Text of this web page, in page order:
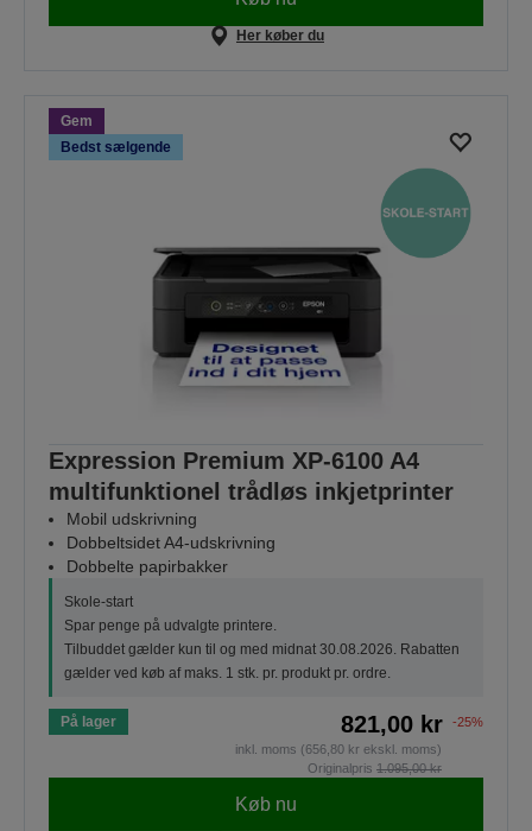
Her køber du
Gem
Bedst sælgende
Expression Premium XP-6100 A4
multifunktionel trådløs inkjetprinter
Mobil udskrivning
Dobbeltsidet A4-udskrivning
Dobbelte papirbakker
Skole-start
Spar penge på udvalgte printere.
Tilbuddet gælder kun til og med midnat 30.08.2026. Rabatten
gælder ved køb af maks. 1 stk. pr. produkt pr. ordre.
På lager 821,00 kr
-25%
inkl. moms (656,80 kr ekskl. moms)
Originalpris 1.095,00 kr
Køb nu